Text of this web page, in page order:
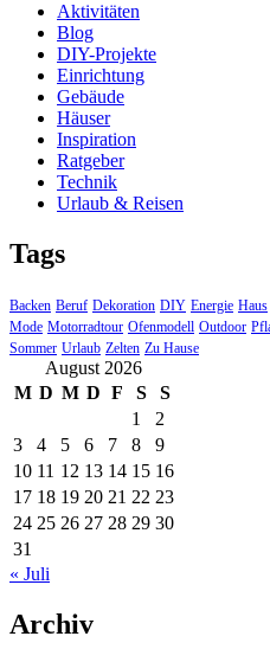
Aktivitäten
Blog
DIY-Projekte
Einrichtung
Gebäude
Häuser
Inspiration
Ratgeber
Technik
Urlaub & Reisen
Tags
Backen Beruf Dekoration DIY Energie Haus
Mode Motorradtour Ofenmodell Outdoor
Sommer Urlaub Zelten Zu Hause
August 2026
M D M D F S
S
1
2
3
4 5 6 7 8
9
10 11 12 13 14 15 16
17 18 19 20 21 22 23
24 25 26 27 28 29 30
31
« Juli
Archiv